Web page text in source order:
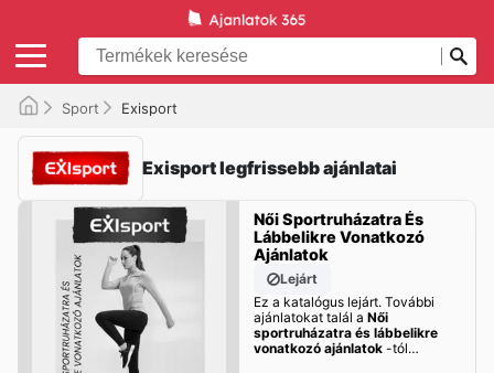
Sport Exisport
Exisport legfrissebb ajánlatai
Női Sportruházatra És
Lábbelikre Vonatkozó
Ajánlatok
Lejárt
Ez a katalógus lejárt. További
ajánlatokat talál a Női
sportruházatra és lábbelikre
vonatkozó ajánlatok-tól